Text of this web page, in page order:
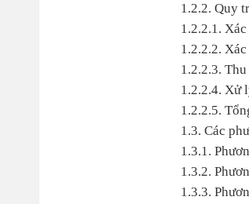
1.2.2. Quy
1.2.2.1.
1.2.2.2.
1.2.2.3.
1.2.2.4. Xử
1.2.2.5.
1.3. Các
1.3.1.
1.3.2.
1.3.3.